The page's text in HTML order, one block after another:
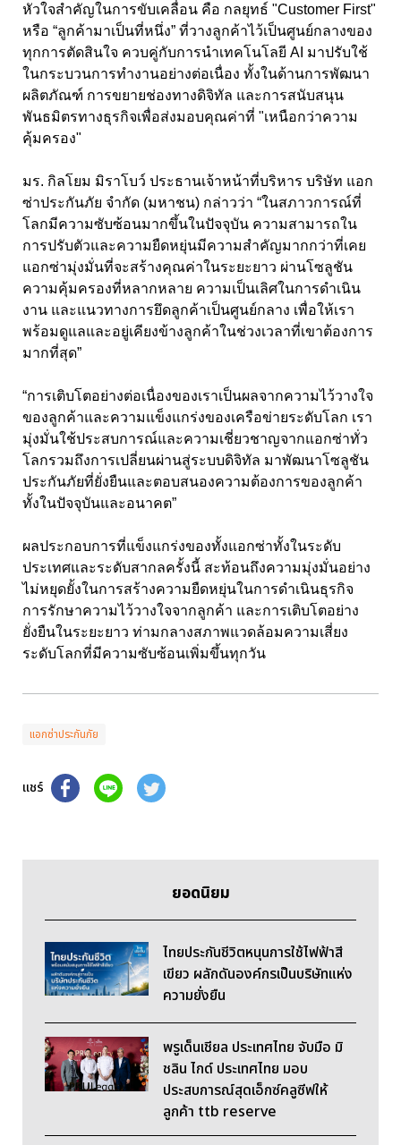
หัวใจสำคัญในการขับเคลื่อน คือ กลยุทธ์ "Customer First"
หรือ “ลูกค้ามาเป็นที่หนึ่ง” ที่วางลูกค้าไว้เป็นศูนย์กลางของ
ทุกการตัดสินใจ ควบคู่กับการนำเทคโนโลยี AI มาปรับใช้
ในกระบวนการทำงานอย่างต่อเนื่อง ทั้งในด้านการพัฒนา
ผลิตภัณฑ์ การขยายช่องทางดิจิทัล และการสนับสนุน
พันธมิตรทางธุรกิจเพื่อส่งมอบคุณค่าที่ "เหนือกว่าความ
คุ้มครอง"
มร. กิลโยม มิราโบว์ ประธานเจ้าหน้าที่บริหาร บริษัท แอก
ซ่าประกันภัย จำกัด (มหาชน) กล่าวว่า “ในสภาวการณ์ที่
โลกมีความซับซ้อนมากขึ้นในปัจจุบัน ความสามารถใน
การปรับตัวและความยืดหยุ่นมีความสำคัญมากกว่าที่เคย
แอกซ่ามุ่งมั่นที่จะสร้างคุณค่าในระยะยาว ผ่านโซลูชัน
ความคุ้มครองที่หลากหลาย ความเป็นเลิศในการดำเนิน
งาน และแนวทางการยึดลูกค้าเป็นศูนย์กลาง เพื่อให้เรา
พร้อมดูแลและอยู่เคียงข้างลูกค้าในช่วงเวลาที่เขาต้องการ
มากที่สุด”
“การเติบโตอย่างต่อเนื่องของเราเป็นผลจากความไว้วางใจ
ของลูกค้าและความแข็งแกร่งของเครือข่ายระดับโลก เรา
มุ่งมั่นใช้ประสบการณ์และความเชี่ยวชาญจากแอกซ่าทั่ว
โลกรวมถึงการเปลี่ยนผ่านสู่ระบบดิจิทัล มาพัฒนาโซลูชัน
ประกันภัยที่ยั่งยืนและตอบสนองความต้องการของลูกค้า
ทั้งในปัจจุบันและอนาคต”
ผลประกอบการที่แข็งแกร่งของทั้งแอกซ่าทั้งในระดับ
ประเทศและระดับสากลครั้งนี้ สะท้อนถึงความมุ่งมั่นอย่าง
ไม่หยุดยั้งในการสร้างความยืดหยุ่นในการดำเนินธุรกิจ
การรักษาความไว้วางใจจากลูกค้า และการเติบโตอย่าง
ยั่งยืนในระยะยาว ท่ามกลางสภาพแวดล้อมความเสี่ยง
ระดับโลกที่มีความซับซ้อนเพิ่มขึ้นทุกวัน
แอกซ่าประกันภัย
แชร์
ยอดนิยม
ไทยประกันชีวิตหนุนการใช้ไฟฟ้าสี
เขียว ผลักดันองค์กรเป็นบริษัทแห่ง
ความยั่งยืน
พรูเด็นเชียล ประเทศไทย จับมือ มิ
ชลิน ไกด์ ประเทศไทย มอบ
ประสบการณ์สุดเอ็กซ์คลูซีฟให้
ลูกค้า ttb reserve